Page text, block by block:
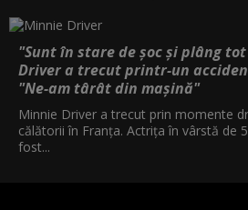
"Sunt în stare de șoc și plâng
Driver a trecut printr-un
"Ne-am târât din mașină"
Minnie Driver a trecut prin momente
călătorii în Franța. Actrița în vârstă de
fost...